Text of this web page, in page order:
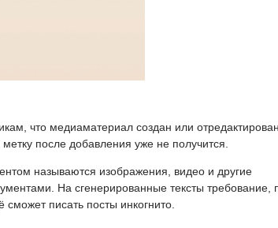
что медиаматериал создан или
после добавления уже не получится.
называются изображения, видео и другие
На сгенерированные тексты требование,
писать посты инкогнито.